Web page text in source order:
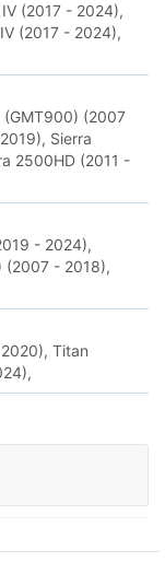
(2017 - 2024),
(2017 - 2024),
(GMT900) (2007
Sierra
2500HD (2011 -
- 2024),
(2007 - 2018),
Titan